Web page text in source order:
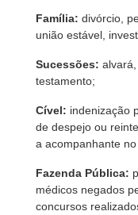
Família: divórcio,
união estável,
Sucessões:
testamento;
Cível: indenização
de despejo ou
a acompanhante
Fazenda Pública:
médicos negados
concursos